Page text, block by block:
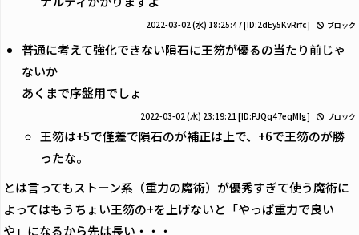
2022-03-02 (水) 18:25:47[ID:2dEy5KvRrfc] ブロック
普通に考えて強化できない隕石に王笏が優るの当たり前じゃ
ないか
あくまで序盤用でしょ
2022-03-02 (水) 23:19:21 [ID:PJQq47eqMIg] ブロック
王笏は+5で僅差で隕石のが補正は上で、+6で王笏のが勝
ったな。
とは言ってもストーン系（重力の魔術）が優秀すぎて使う魔術に
よってはもうちょい王笏の+を上げないと「やっぱ重力で良い
や」になるから先は長い・・・